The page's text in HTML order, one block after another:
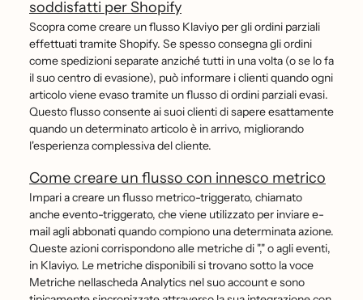
soddisfatti per Shopify
Scopra come creare un flusso Klaviyo per gli ordini parziali
effettuati tramite Shopify. Se spesso consegna gli ordini
come spedizioni separate anziché tutti in una volta (o se lo fa
il suo centro di evasione), può informare i clienti quando ogni
articolo viene evaso tramite un flusso di ordini parziali evasi.
Questo flusso consente ai suoi clienti di sapere esattamente
quando un determinato articolo è in arrivo, migliorando
l'esperienza complessiva del cliente.
Come creare un flusso con innesco metrico
Impari a creare un flusso metrico-triggerato, chiamato
anche evento-triggerato, che viene utilizzato per inviare e-
mail agli abbonati quando compiono una determinata azione.
Queste azioni corrispondono alle metriche di "," o agli eventi,
in Klaviyo. Le metriche disponibili si trovano sotto la voce
Metriche nellascheda Analytics nel suo account e sono